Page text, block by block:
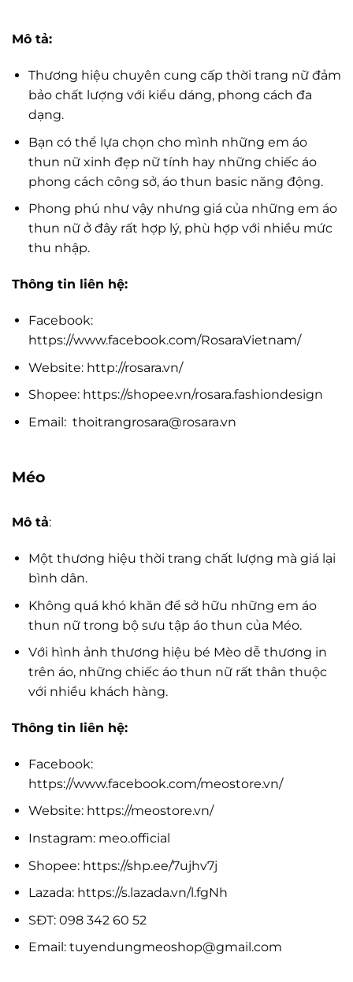
Mô tả:
Thương hiệu chuyên cung cấp thời trang nữ đảm
bảo chất lượng với kiểu dáng, phong cách đa
dạng.
Bạn có thể lựa chọn cho mình những em áo
thun nữ xinh đẹp nữ tính hay những chiếc áo
phong cách công sở, áo thun basic năng động.
Phong phú như vậy nhưng giá của những em áo
thun nữ ở đây rất hợp lý, phù hợp với nhiều mức
thu nhập.
Thông tin liên hệ:
Facebook:
https://www.facebook.com/RosaraVietnam/
Website: http://rosara.vn/
Shopee: https://shopee.vn/rosara.fashiondesign
Email: thoitrangrosara@rosara.vn
Méo
Mô tả:
Một thương hiệu thời trang chất lượng mà giá lại
bình dân.
Không quá khó khăn để sở hữu những em áo
thun nữ trong bộ sưu tập áo thun của Méo.
Với hình ảnh thương hiệu bé Mèo dễ thương in
trên áo, những chiếc áo thun nữ rất thân thuộc
với nhiều khách hàng.
Thông tin liên hệ:
Facebook:
https://www.facebook.com/meostore.vn/
Website: https://meostore.vn/
Instagram: meo.official
Shopee: https://shp.ee/7ujhv7j
Lazada: https://s.lazada.vn/l.fgNh
SĐT: 098 342 60 52
Email: tuyendungmeoshop@gmail.com